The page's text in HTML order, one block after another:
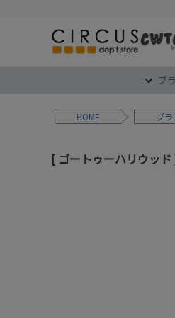
検索
ブ
HOME ブラ
ゴートゥーハリウッド